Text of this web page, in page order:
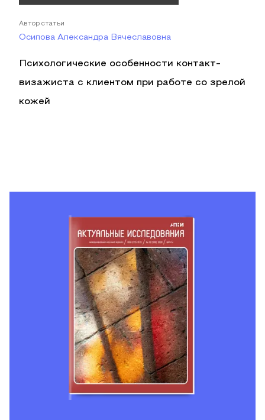
Автор статьи
Осипова Александра Вячеславовна
Психологические особенности контакт-
визажиста с клиентом при работе со зрелой
кожей